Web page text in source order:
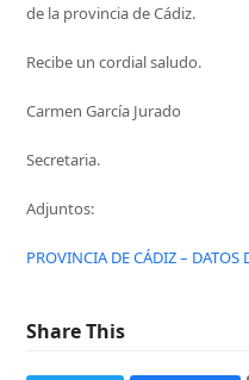
de la provincia de Cádiz.
Recibe un cordial saludo.
Carmen García Jurado
Secretaria.
Adjuntos:
PROVINCIA DE CÁDIZ – DATOS
Share This